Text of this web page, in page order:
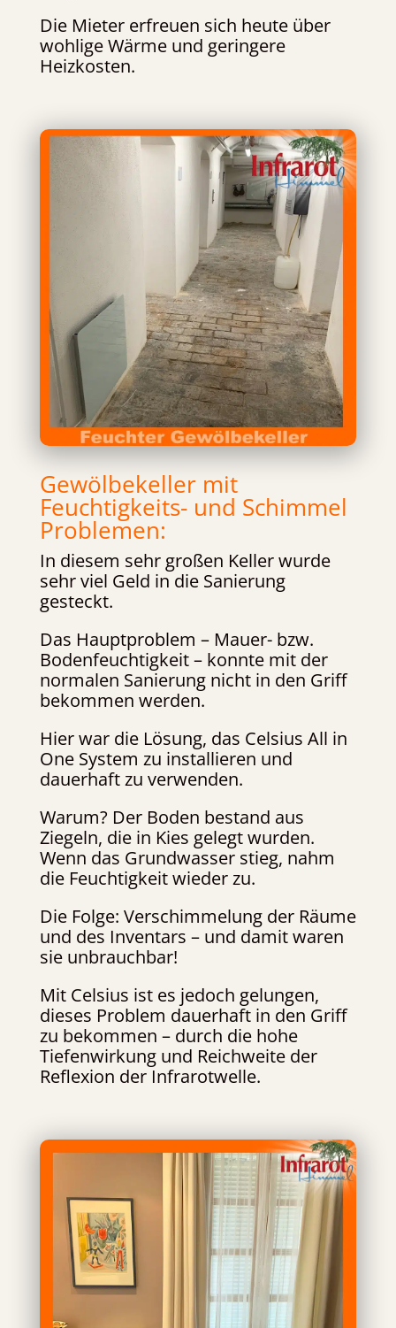
Die Mieter erfreuen sich heute über
wohlige Wärme und geringere
Heizkosten.
Gewölbekeller mit
Feuchtigkeits- und Schimmel
Problemen:
In diesem sehr großen Keller wurde
sehr viel Geld in die Sanierung
gesteckt.
Das Hauptproblem – Mauer- bzw.
Bodenfeuchtigkeit – konnte mit der
normalen Sanierung nicht in den Griff
bekommen werden.
Hier war die Lösung, das Celsius All in
One System zu installieren und
dauerhaft zu verwenden.
Warum? Der Boden bestand aus
Ziegeln, die in Kies gelegt wurden.
Wenn das Grundwasser stieg, nahm
die Feuchtigkeit wieder zu.
Die Folge: Verschimmelung der Räume
und des Inventars – und damit waren
sie unbrauchbar!
Mit Celsius ist es jedoch gelungen,
dieses Problem dauerhaft in den Griff
zu bekommen – durch die hohe
Tiefenwirkung und Reichweite der
Reflexion der Infrarotwelle.